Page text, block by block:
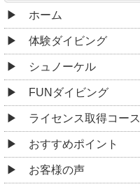
ホーム
体験ダイビング
シュノーケル
FUNダイビング
ライセンス取得コース
おすすめポイント
お客様の声